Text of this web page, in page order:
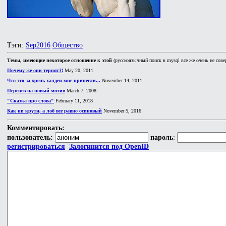
Тэги: Sep2016 Общество
Темы, имеющие некоторое отношение к этой (русскоязычный поиск в mysql все же очень не
Почему же они терпят?! May 20, 2011
Что это за хрень халдеи мне принесли... November 14, 2011
Перепев на новый мотив March 7, 2008
"Сказка про слова" February 11, 2018
Как ни крути, а лоб все равно осиновый November 5, 2016
Комментировать:
пользователь:
пароль:
регистрироваться Залогинится под OpenID